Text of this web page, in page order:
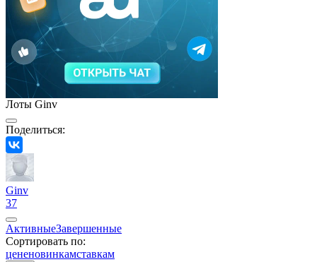
Лоты Ginv
Поделиться:
Ginv
37
АктивныеЗавершенные
Сортировать по:
цененовинкамставкам